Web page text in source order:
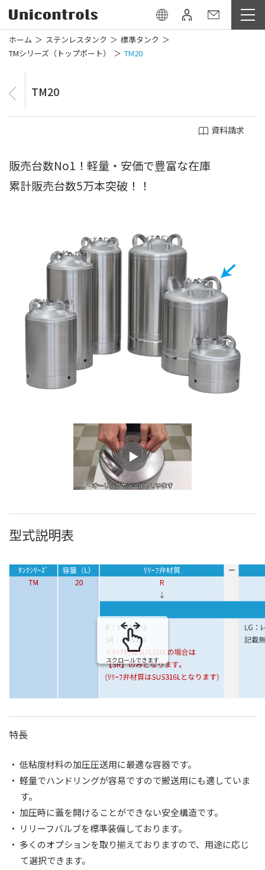
ホーム ステンレスタンク
標準タンク
TMシリーズ（トップポート）
TM20
TM20
資料請求
販売台数No1！軽量・安価で豊富な在庫
累計販売台数5万本突破！！
型式説明表
スクロールできます
特長
・ 低粘度材料の加圧圧送用に最適な容器です。
・ 軽量でハンドリングが容易ですので搬送用にも適していま
す。
・ 加圧時に蓋を開けることができない安全構造です。
・ リリーフバルブを標準装備しております。
・ 多くのオプションを取り揃えておりますので、用途に応じ
て選択できます。